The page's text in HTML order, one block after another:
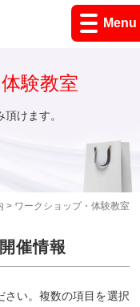
Menu
> ワークショップ・体験教室
験教室
けます。
催情報
さい。複数の項目を選択